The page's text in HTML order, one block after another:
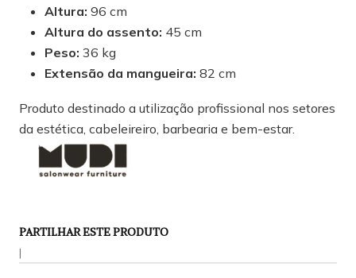
Altura: 96 cm
Altura do assento: 45 cm
Peso: 36 kg
Extensão da mangueira: 82 cm
Produto destinado a utilização profissional nos setores
da estética, cabeleireiro, barbearia e bem-estar.
PARTILHAR ESTE PRODUTO
|